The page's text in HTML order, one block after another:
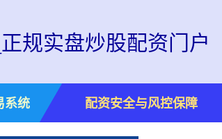
规实盘炒股配资门户
系统 配资安全与风控保障